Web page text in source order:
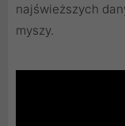
najświeższych
myszy.